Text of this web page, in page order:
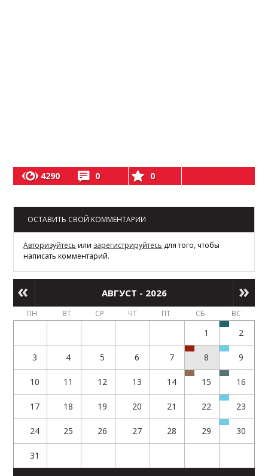
4290 0 0
ОСТАВИТЬ СВОЙ КОММЕНТАРИИ
Авторизуйтесь или зарегистрируйтесь для того, чтобы
написать комментарий.
АВГУСТ - 2026
ПН ВТ СР ЧТ ПТ СБ ВС
1 2
3 4 5 6 7 8 9
10 11 12 13 14 15 16
17 18 19 20 21 22 23
24 25 26 27 28 29 30
31